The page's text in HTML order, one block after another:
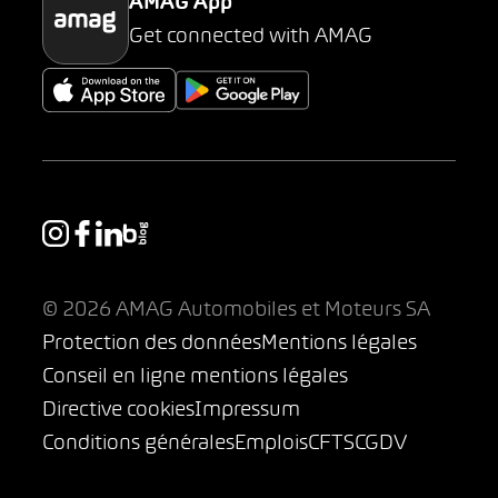
AMAG App
Get connected with AMAG
© 2026 AMAG Automobiles et Moteurs SA
Protection des donnéesMentions légales
Conseil en ligne mentions légales
Directive cookiesImpressum
Conditions généralesEmploisCFTSCGDV